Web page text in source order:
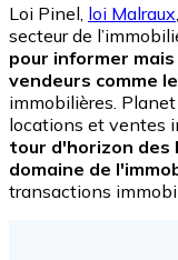
Loi Pinel, loi Malraux
secteur de
pour informer
vendeurs comme
immobilières.
locations et ventes
tour d'horizon des
domaine de
transactions